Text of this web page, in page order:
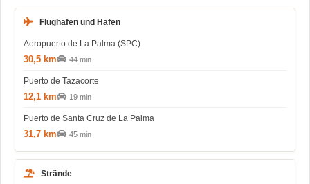
Flughafen und Hafen
Aeropuerto de La Palma (SPC)
30,5 km 44 min
Puerto de Tazacorte
12,1 km 19 min
Puerto de Santa Cruz de La Palma
31,7 km 45 min
Strände